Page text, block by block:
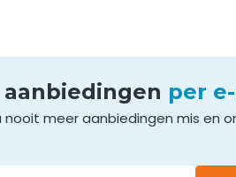
per
meer aanbiedingen mis en